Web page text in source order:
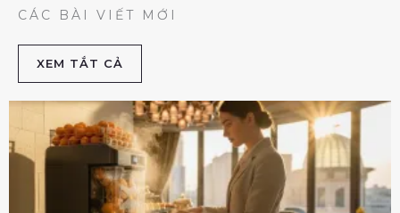
CÁC BÀI VIẾT MỚI
XEM TẮT CẢ